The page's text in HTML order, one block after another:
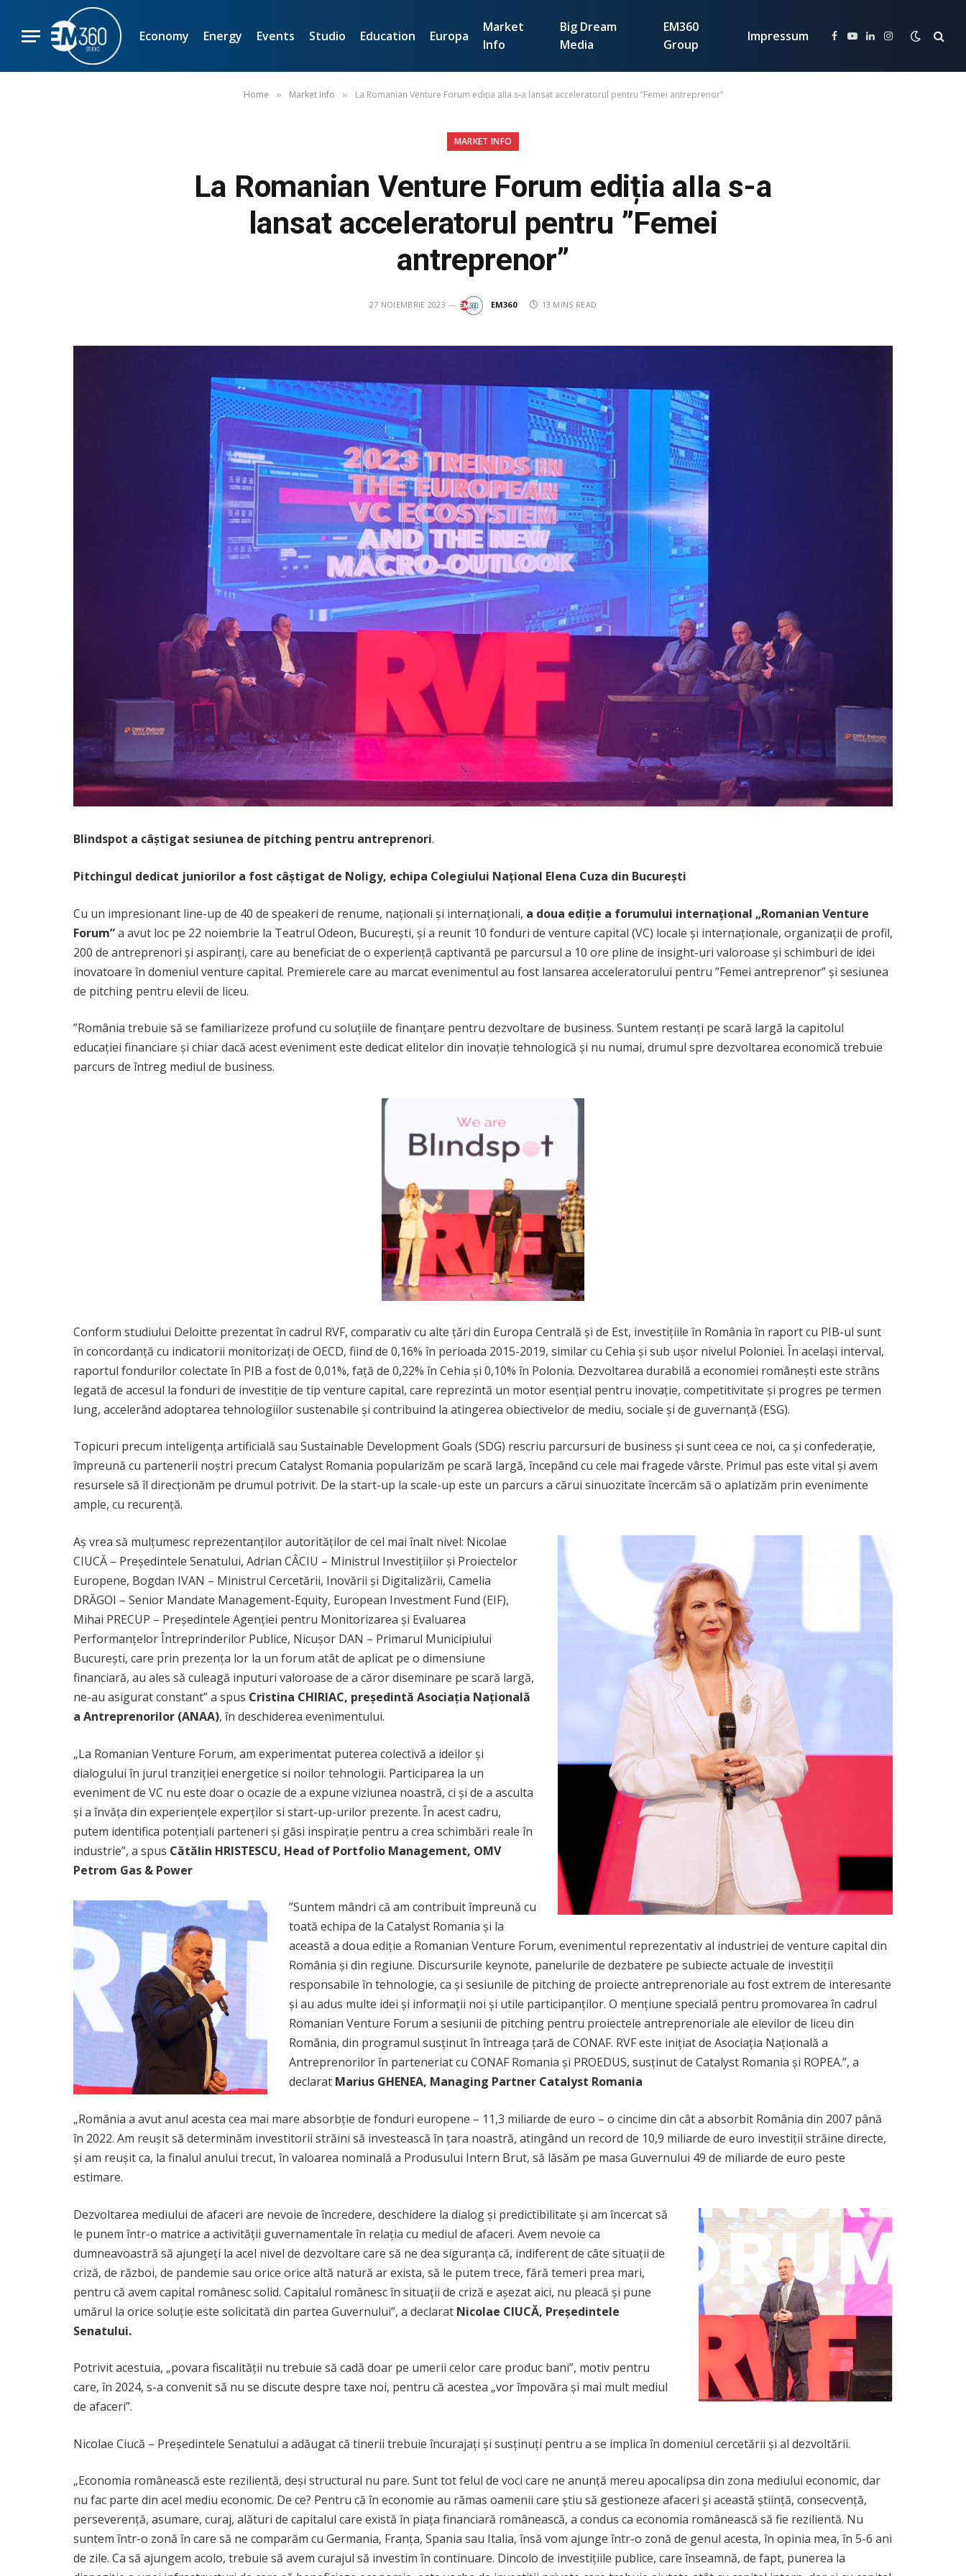
Economy Energy Events Studio Education Europa
Market
Info
Big Dream
Media
EM360
Group
Impressum Facebook
YouTube
LinkedInInstagram
Home » Market Info » La Romanian Venture Forum ediția aIIa s-a lansat acceleratorul pentru ”Femei antreprenor”
MARKET INFO
La Romanian Venture Forum ediția aIIa s-a
lansat acceleratorul pentru ”Femei
antreprenor”
27 NOIEMBRIE 2023 EM360 13 MINS READ
Blindspot a câștigat sesiunea de pitching pentru antreprenori.
Pitchingul dedicat juniorilor a fost câștigat de Noligy, echipa Colegiului Național Elena Cuza din București
Cu un impresionant line-up de 40 de speakeri de renume, naționali și internaționali, a doua ediție a forumului internațional „Romanian Venture
Forum”a avut loc pe 22 noiembrie la Teatrul Odeon, București, și a reunit 10 fonduri de venture capital (VC) locale și internaționale, organizații de profil,
200 de antreprenori și aspiranți, care au beneficiat de o experiență captivantă pe parcursul a 10 ore pline de insight-uri valoroase și schimburi de idei
inovatoare în domeniul venture capital. Premierele care au marcat evenimentul au fost lansarea acceleratorului pentru ”Femei antreprenor” și sesiunea
de pitching pentru elevii de liceu.
”România trebuie să se familiarizeze profund cu soluțiile de finanțare pentru dezvoltare de business. Suntem restanți pe scară largă la capitolul
educației financiare și chiar dacă acest eveniment este dedicat elitelor din inovație tehnologică și nu numai, drumul spre dezvoltarea economică trebuie
parcurs de întreg mediul de business.
Conform studiului Deloitte prezentat în cadrul RVF, comparativ cu alte țări din Europa Centrală și de Est, investițiile în România în raport cu PIB-ul sunt
în concordanță cu indicatorii monitorizați de OECD, fiind de 0,16% în perioada 2015-2019, similar cu Cehia și sub ușor nivelul Poloniei. În același interval,
raportul fondurilor colectate în PIB a fost de 0,01%, față de 0,22% în Cehia și 0,10% în Polonia. Dezvoltarea durabilă a economiei românești este strâns
legată de accesul la fonduri de investiție de tip venture capital, care reprezintă un motor esențial pentru inovație, competitivitate și progres pe termen
lung, accelerând adoptarea tehnologiilor sustenabile și contribuind la atingerea obiectivelor de mediu, sociale și de guvernanță (ESG).
Topicuri precum inteligența artificială sau Sustainable Development Goals (SDG) rescriu parcursuri de business și sunt ceea ce noi, ca și confederație,
împreună cu partenerii noștri precum Catalyst Romania popularizăm pe scară largă, începând cu cele mai fragede vârste. Primul pas este vital și avem
resursele să îl direcționăm pe drumul potrivit. De la start-up la scale-up este un parcurs a cărui sinuozitate încercăm să o aplatizăm prin evenimente
ample, cu recurență.
Aș vrea să mulțumesc reprezentanților autorităților de cel mai înalt nivel: Nicolae
CIUCĂ – Președintele Senatului, Adrian CÂCIU – Ministrul Investițiilor și Proiectelor
Europene, Bogdan IVAN – Ministrul Cercetării, Inovării și Digitalizării, Camelia
DRĂGOI – Senior Mandate Management-Equity, European Investment Fund (EIF),
Mihai PRECUP – Preşedintele Agenţiei pentru Monitorizarea şi Evaluarea
Performanţelor Întreprinderilor Publice, Nicușor DAN – Primarul Municipiului
București, care prin prezența lor la un forum atât de aplicat pe o dimensiune
financiară, au ales să culeagă inputuri valoroase de a căror diseminare pe scară largă,
ne-au asigurat constant” a spus Cristina CHIRIAC, președintă Asociația Națională
a Antreprenorilor (ANAA), în deschiderea evenimentului.
„La Romanian Venture Forum, am experimentat puterea colectivă a ideilor și
dialogului în jurul tranziției energetice si noilor tehnologii. Participarea la un
eveniment de VC nu este doar o ocazie de a expune viziunea noastră, ci și de a asculta
și a învăța din experiențele experților si start-up-urilor prezente. În acest cadru,
putem identifica potențiali parteneri și găsi inspirație pentru a crea schimbări reale în
industrie”, a spus Cătălin HRISTESCU, Head of Portfolio Management, OMV
Petrom Gas & Power
”Suntem mândri că am contribuit împreună cu
toată echipa de la Catalyst Romania și la
această a doua ediție a Romanian Venture Forum, evenimentul reprezentativ al industriei de venture capital din
România și din regiune. Discursurile keynote, panelurile de dezbatere pe subiecte actuale de investiții
responsabile în tehnologie, ca și sesiunile de pitching de proiecte antreprenoriale au fost extrem de interesante
și au adus multe idei și informații noi și utile participanților. O mențiune specială pentru promovarea în cadrul
Romanian Venture Forum a sesiunii de pitching pentru proiectele antreprenoriale ale elevilor de liceu din
România, din programul susținut în întreaga țară de CONAF. RVF este inițiat de Asociația Națională a
Antreprenorilor în parteneriat cu CONAF Romania și PROEDUS, susținut de Catalyst Romania și ROPEA.”, a
declarat Marius GHENEA, Managing Partner Catalyst Romania
„România a avut anul acesta cea mai mare absorbţie de fonduri europene – 11,3 miliarde de euro – o cincime din cât a absorbit România din 2007 până
în 2022. Am reuşit să determinăm investitorii străini să investească în ţara noastră, atingând un record de 10,9 miliarde de euro investiţii străine directe,
şi am reuşit ca, la finalul anului trecut, în valoarea nominală a Produsului Intern Brut, să lăsăm pe masa Guvernului 49 de miliarde de euro peste
estimare.
Dezvoltarea mediului de afaceri are nevoie de încredere, deschidere la dialog şi predictibilitate şi am încercat să
le punem într-o matrice a activităţii guvernamentale în relaţia cu mediul de afaceri. Avem nevoie ca
dumneavoastră să ajungeţi la acel nivel de dezvoltare care să ne dea siguranţa că, indiferent de câte situaţii de
criză, de război, de pandemie sau orice orice altă natură ar exista, să le putem trece, fără temeri prea mari,
pentru că avem capital românesc solid. Capitalul românesc în situaţii de criză e aşezat aici, nu pleacă şi pune
umărul la orice soluţie este solicitată din partea Guvernului”, a declarat Nicolae CIUCĂ, Președintele
Senatului.
Potrivit acestuia, „povara fiscalităţii nu trebuie să cadă doar pe umerii celor care produc bani”, motiv pentru
care, în 2024, s-a convenit să nu se discute despre taxe noi, pentru că acestea „vor împovăra şi mai mult mediul
de afaceri”.
Nicolae Ciucă – Președintele Senatului a adăugat că tinerii trebuie încurajaţi şi susţinuţi pentru a se implica în domeniul cercetării şi al dezvoltării.
„Economia românească este rezilientă, deşi structural nu pare. Sunt tot felul de voci care ne anunţă mereu apocalipsa din zona mediului economic, dar
nu fac parte din acel mediu economic. De ce? Pentru că în economie au rămas oamenii care ştiu să gestioneze afaceri şi această ştiinţă, consecvenţă,
perseverenţă, asumare, curaj, alături de capitalul care există în piaţa financiară românească, a condus ca economia românească să fie rezilientă. Nu
suntem într-o zonă în care să ne comparăm cu Germania, Franţa, Spania sau Italia, însă vom ajunge într-o zonă de genul acesta, în opinia mea, în 5-6 ani
de zile. Ca să ajungem acolo, trebuie să avem curajul să investim în continuare. Dincolo de investiţiile publice, care înseamnă, de fapt, punerea la